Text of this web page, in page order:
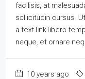
facilisis, at
sollicitudin cursus.
a text link libero
neque, et ornare
10 years ago